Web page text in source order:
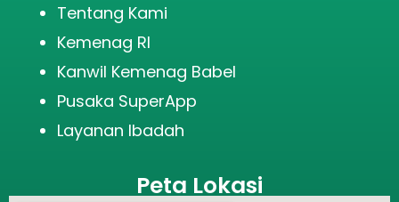
Tentang Kami
Kemenag RI
Kanwil Kemenag Babel
Pusaka SuperApp
Layanan Ibadah
Peta Lokasi